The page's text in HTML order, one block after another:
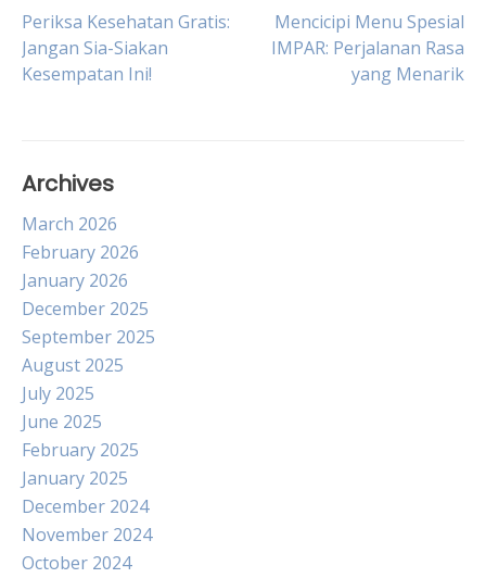
Post
navigation
Periksa Kesehatan Gratis:
Jangan Sia-Siakan
Kesempatan Ini!
Mencicipi Menu Spesial
IMPAR: Perjalanan Rasa
yang Menarik
Archives
March 2026
February 2026
January 2026
December 2025
September 2025
August 2025
July 2025
June 2025
February 2025
January 2025
December 2024
November 2024
October 2024